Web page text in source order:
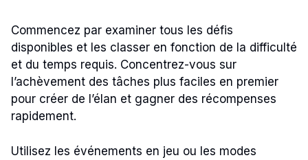
Commencez par examiner tous les défis
disponibles et les classer en fonction de la difficulté
et du temps requis. Concentrez-vous sur
l’achèvement des tâches plus faciles en premier
pour créer de l’élan et gagner des récompenses
rapidement.
Utilisez les événements en jeu ou les modes